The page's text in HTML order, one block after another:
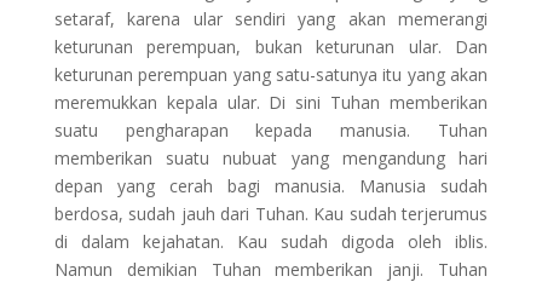
setaraf, karena ular sendiri yang akan memerangi
keturunan perempuan, bukan keturunan ular. Dan
keturunan perempuan yang satu-satunya itu yang akan
meremukkan kepala ular. Di sini Tuhan memberikan
suatu pengharapan kepada manusia. Tuhan
memberikan suatu nubuat yang mengandung hari
depan yang cerah bagi manusia. Manusia sudah
berdosa, sudah jauh dari Tuhan. Kau sudah terjerumus
di dalam kejahatan. Kau sudah digoda oleh iblis.
Namun demikian Tuhan memberikan janji. Tuhan